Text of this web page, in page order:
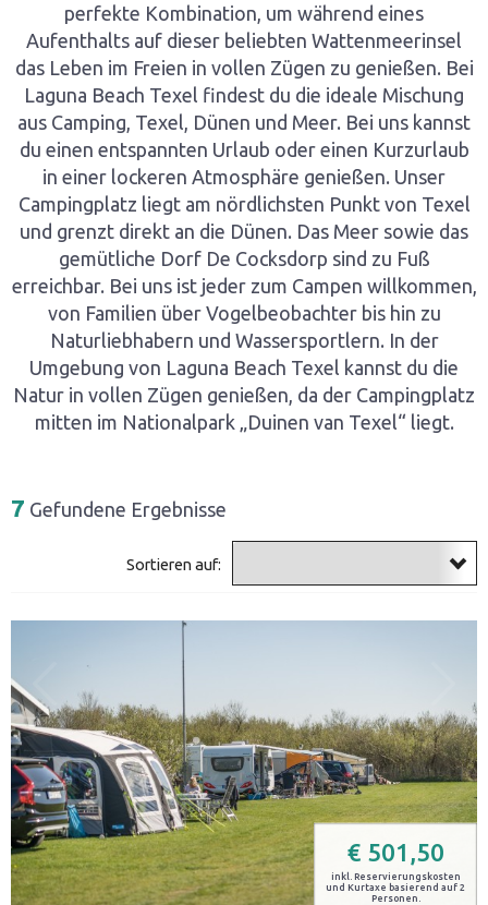
perfekte Kombination, um während eines
Aufenthalts auf dieser beliebten Wattenmeerinsel
das Leben im Freien in vollen Zügen zu genießen. Bei
Laguna Beach Texel findest du die ideale Mischung
aus Camping, Texel, Dünen und Meer. Bei uns kannst
du einen entspannten Urlaub oder einen Kurzurlaub
in einer lockeren Atmosphäre genießen. Unser
Campingplatz liegt am nördlichsten Punkt von Texel
und grenzt direkt an die Dünen. Das Meer sowie das
gemütliche Dorf De Cocksdorp sind zu Fuß
erreichbar. Bei uns ist jeder zum Campen willkommen,
von Familien über Vogelbeobachter bis hin zu
Naturliebhabern und Wassersportlern. In der
Umgebung von Laguna Beach Texel kannst du die
Natur in vollen Zügen genießen, da der Campingplatz
mitten im Nationalpark „Duinen van Texel“ liegt.
7 Gefundene Ergebnisse
Sortieren auf:
€ 501,50
inkl. Reservierungskosten
und Kurtaxe basierend auf 2
Personen.